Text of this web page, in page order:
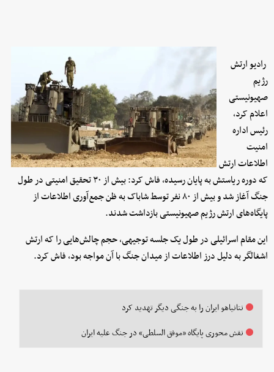
رادیو ارتش
رژیم
صهیونیستی
اعلام کرد،
رئیس اداره
امنیت
اطلاعات ارتش
که دوره ریاستش به پایان رسیده، فاش کرد: بیش از ۳۰ تحقیق امنیتی در طول
جنگ آغاز شد و بیش از ۸۰ نفر توسط شاباک به ظن جمع‌آوری اطلاعات از
پایگاه‌های ارتش رژیم صهیونیستی بازداشت شدند.
این مقام اسرائیلی در طول یک جلسه توجیهی، حجم چالش‌هایی را که ارتش
اشغالگر به دلیل درز اطلاعات از میدان جنگ با آن مواجه بود، فاش کرد.
نتانیاهو ایران را به جنگی دیگر تهدید کرد
نقش محوری پایگاه «موفق السلطی» در جنگ علیه ایران